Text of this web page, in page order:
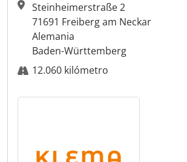
Steinheimerstraße 2
71691 Freiberg am Neckar
Alemania
Baden-Württemberg
12.060 kilómetro